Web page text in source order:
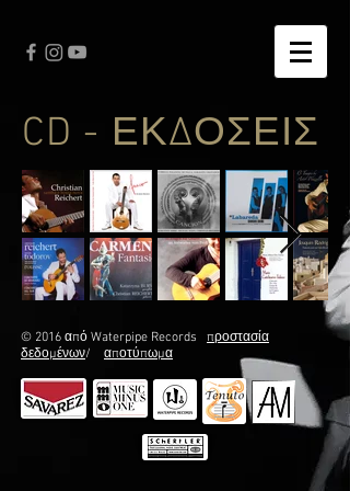
CD - ΕΚΔΟΣΕΙΣ
© 2016 από Waterpipe Records προστασία
δεδομένων/ αποτύπωμα